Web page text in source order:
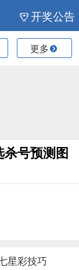
开奖公告
更多
号预测图
星彩技巧